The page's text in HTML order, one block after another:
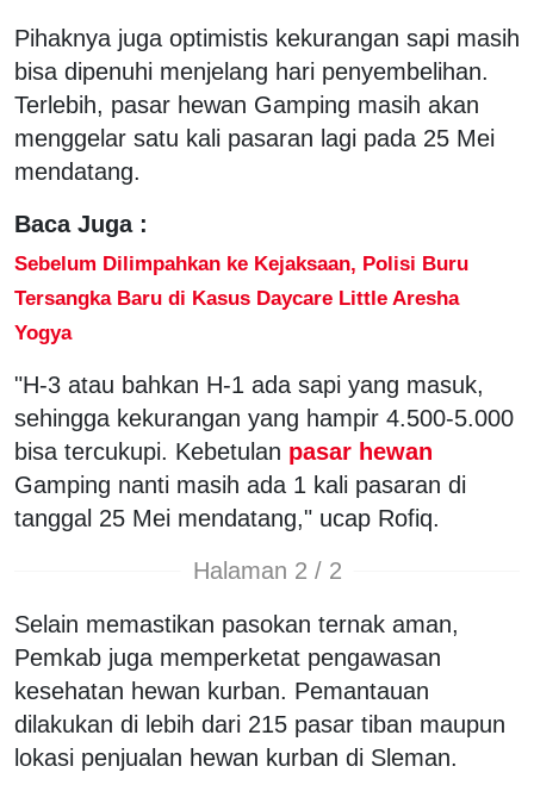
Pihaknya juga optimistis kekurangan sapi masih
bisa dipenuhi menjelang hari penyembelihan.
Terlebih, pasar hewan Gamping masih akan
menggelar satu kali pasaran lagi pada 25 Mei
mendatang.
Baca Juga :
Sebelum Dilimpahkan ke Kejaksaan, Polisi Buru
Tersangka Baru di Kasus Daycare Little Aresha
Yogya
"H-3 atau bahkan H-1 ada sapi yang masuk,
sehingga kekurangan yang hampir 4.500-5.000
bisa tercukupi. Kebetulan pasar hewan
Gamping nanti masih ada 1 kali pasaran di
tanggal 25 Mei mendatang," ucap Rofiq.
Halaman 2 / 2
Selain memastikan pasokan ternak aman,
Pemkab juga memperketat pengawasan
kesehatan hewan kurban. Pemantauan
dilakukan di lebih dari 215 pasar tiban maupun
lokasi penjualan hewan kurban di Sleman.